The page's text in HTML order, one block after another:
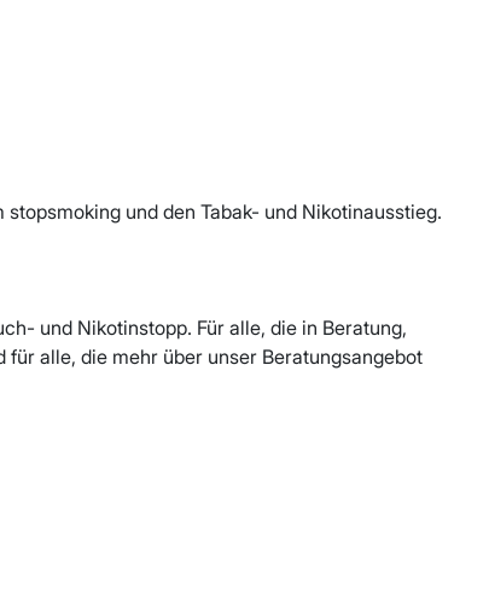
und den Tabak- und Nikotinausstieg.
und Nikotinstopp. Für alle, die in Beratung,
alle, die mehr über unser Beratungsangebot